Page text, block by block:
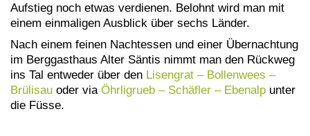
Aufstieg noch etwas verdienen. Belohnt wird man mit
einem einmaligen Ausblick über sechs Länder.
Nach einem feinen Nachtessen und einer Übernachtung
im Berggasthaus Alter Säntis nimmt man den Rückweg
ins Tal entweder über den Lisengrat – Bollenwees –
Brülisau oder via Öhrligrueb – Schäfler – Ebenalp unter
die Füsse.